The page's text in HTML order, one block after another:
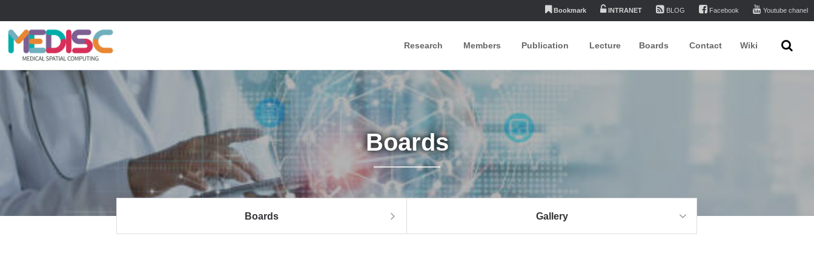
Bookmark INTRANET BLOG Facebook Youtube chanel
Research Members Publication Lecture Boards
하위분류
Contact Wiki
Boards
Boards Gallery